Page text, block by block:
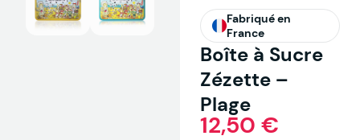
Fabriqué en
France
Boîte à Sucre
Zézette –
Plage
12,50 €